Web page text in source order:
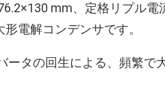
mm、定格リプル電
電解コンデンサです。
ータの回生による、頻繁で